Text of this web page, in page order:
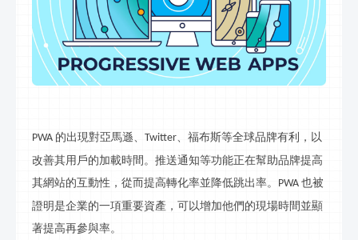
PWA 的出現對亞馬遜、 Twitter 、福布斯等全球品牌有利，以
改善其用戶的加載時間。推送通知等功能正在幫助品牌提高
其網站的互動性，從而提高轉化率並降低跳出率。
PWA 也被
證明是企業的一項重要資產，可以增加他們的現場時間並顯
著提高再參與率。